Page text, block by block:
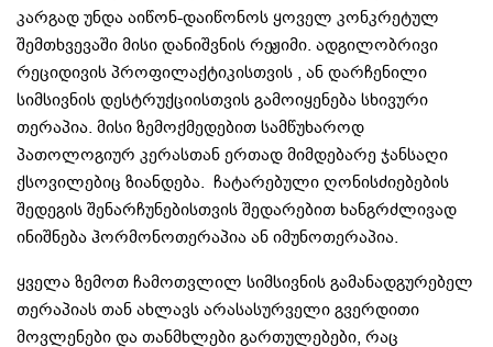
კარგად უნდა აიწონ-დაიწონოს ყოველ კონკრეტულ
შემთხვევაში მისი დანიშვნის რეჟიმი. ადგილობრივი
რეციდივის პროფილაქტიკისთვის , ან დარჩენილი
სიმსივნის დესტრუქციისთვის გამოიყენება სხივური
თერაპია. მისი ზემოქმედებით სამწუხაროდ
პათოლოგიურ კერასთან ერთად მიმდებარე ჯანსაღი
ქსოვილებიც ზიანდება. ჩატარებული ღონისძიებების
შედეგის შენარჩუნებისთვის შედარებით ხანგრძლივად
ინიშნება ჰორმონოთერაპია ან იმუნოთერაპია.
ყველა ზემოთ ჩამოთვლილ სიმსივნის გამანადგურებელ
თერაპიას თან ახლავს არასასურველი გვერდითი
მოვლენები და თანმხლები გართულებები, რაც